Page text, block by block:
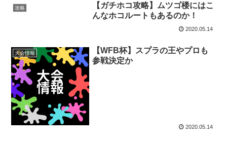
攻略
【ガチホコ攻略】ムツゴ楼にはこ
んなホコルートもあるのか！
2020.05.14
大会情報
【WFB杯】スプラの王やプロも
参戦決定か
2020.05.14